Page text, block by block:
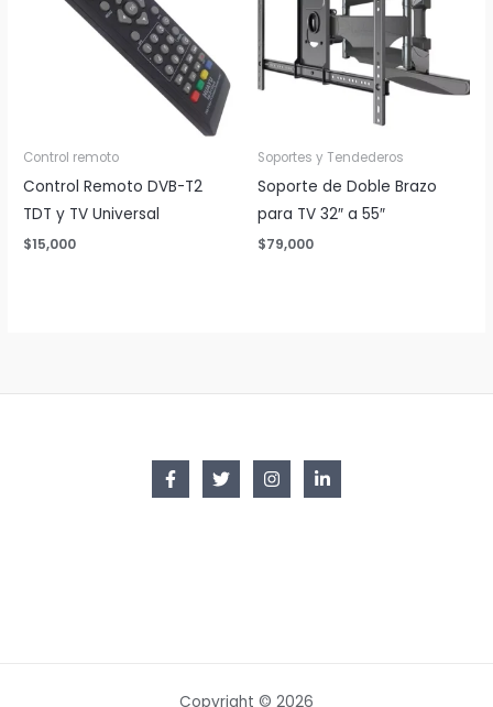
Control remoto
Control Remoto DVB-T2
TDT y TV Universal
$15,000
Soportes y Tendederos
Soporte de Doble Brazo
para TV 32″ a 55″
$79,000
Copyright © 2026